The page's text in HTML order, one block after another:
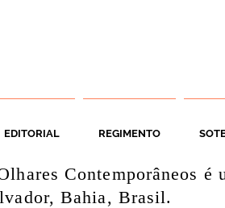
EDITORIAL REGIMENTO
Contemporâneos
Bahia, Brasil.